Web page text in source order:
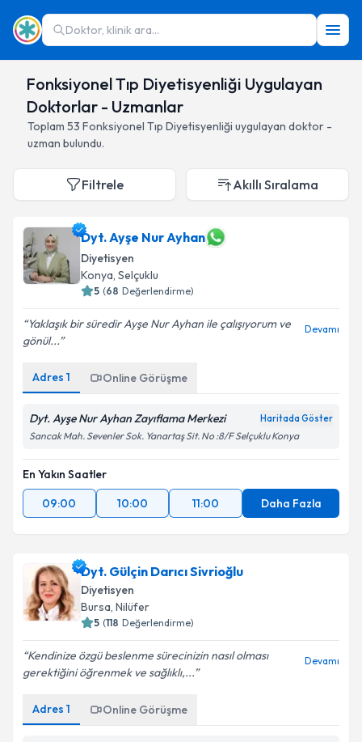
Doktor, klinik ara...
Fonksiyonel Tıp Diyetisyenliği Uygulayan
Doktorlar - Uzmanlar
Toplam 53 Fonksiyonel Tıp Diyetisyenliği uygulayan doktor -
uzman bulundu.
Filtrele Akıllı Sıralama
Dyt. Ayşe Nur Ayhan
Diyetisyen
Konya, Selçuklu
5 (68 Değerlendirme)
Yaklaşık bir süredir Ayşe Nur Ayhan ile çalışıyorum ve
gönül...
Devamı
Adres 1 Online Görüşme
Dyt. Ayşe Nur Ayhan Zayıflama Merkezi Haritada Göster
Sancak Mah. Sevenler Sok. Yanartaş Sit. No :8/F Selçuklu Konya
En Yakın Saatler
09:00
10:00 11:00 Daha Fazla
Dyt. Gülçin Darıcı Sivrioğlu
Diyetisyen
Bursa, Nilüfer
5 (118 Değerlendirme)
Kendinize özgü beslenme sürecinizin nasıl olması
gerektiğini öğrenmek ve sağlıklı,...
Devamı
Adres 1 Online Görüşme